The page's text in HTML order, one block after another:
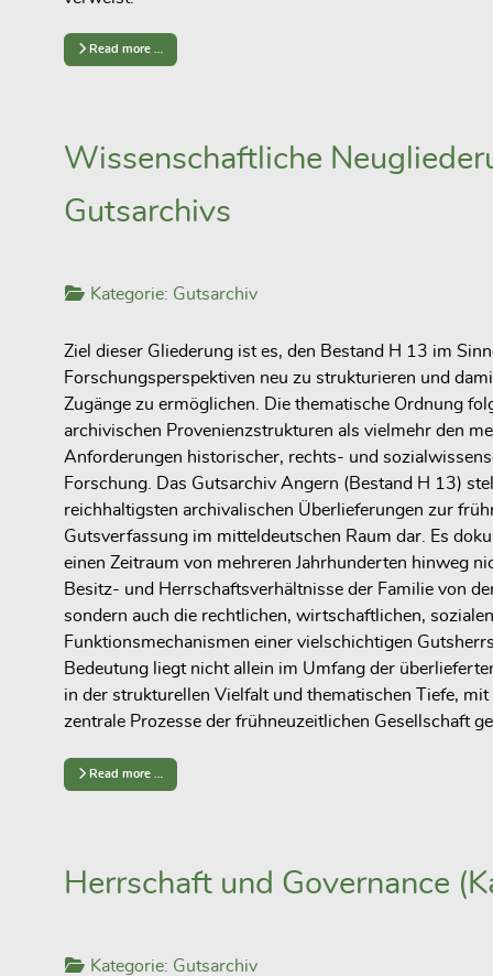
Read more …
Wissenschaftliche
Gutsarchivs
Kategorie: Gutsarchiv
Ziel dieser Gliederung ist es, den Bestand H 13 im
Forschungsperspektiven neu zu strukturieren und
Zugänge zu ermöglichen. Die thematische Ordnung
archivischen Provenienzstrukturen als vielmehr den
Anforderungen historischer, rechts- und
Forschung. Das Gutsarchiv Angern (Bestand H 13)
reichhaltigsten archivalischen Überlieferungen zur
Gutsverfassung im mitteldeutschen Raum dar. Es
einen Zeitraum von mehreren Jahrhunderten hinweg
Besitz- und Herrschaftsverhältnisse der Familie von
sondern auch die rechtlichen, wirtschaftlichen,
Funktionsmechanismen einer vielschichtigen
Bedeutung liegt nicht allein im Umfang der
in der strukturellen Vielfalt und thematischen Tiefe, mit
zentrale Prozesse der frühneuzeitlichen Gesellschaft
Read more …
Herrschaft und Governance
Kategorie: Gutsarchiv